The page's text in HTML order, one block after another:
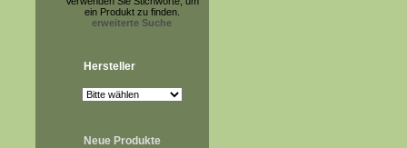
ein Produkt zu finden.
erweiterte Suche
Hersteller
Neue Produkte